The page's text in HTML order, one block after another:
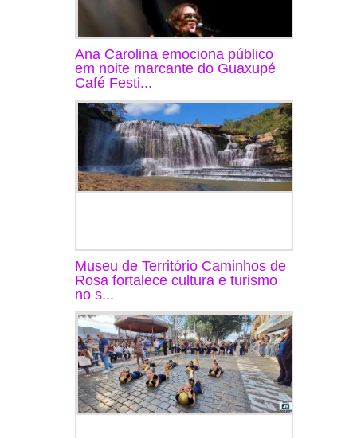
Ana Carolina emociona público
em noite marcante do Guaxupé
Café Festi...
Museu de Território Caminhos de
Rosa fortalece cultura e turismo
no s...